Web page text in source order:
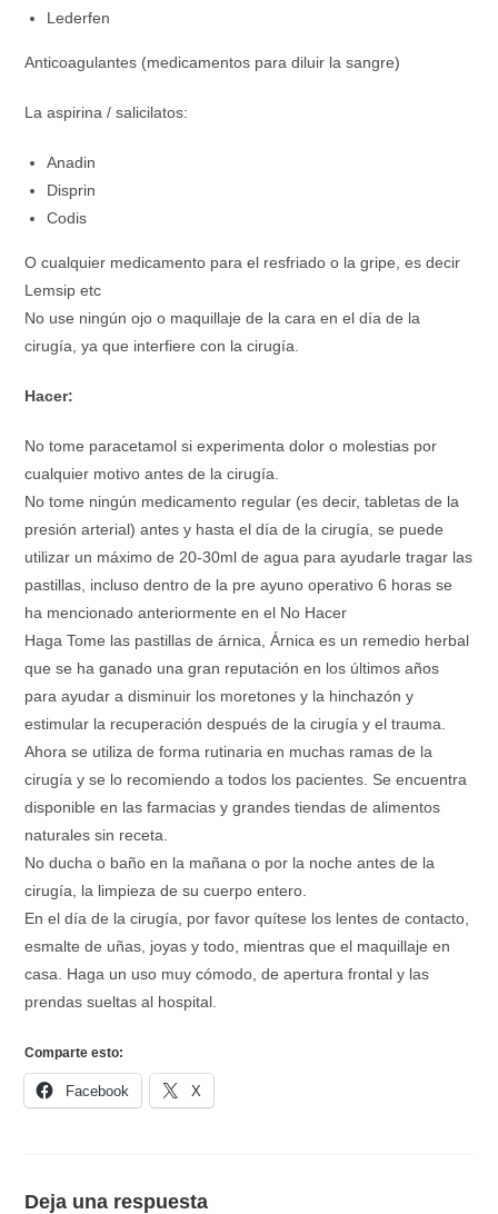
Lederfen
Anticoagulantes (medicamentos para diluir la sangre)
La aspirina / salicilatos:
Anadin
Disprin
Codis
O cualquier medicamento para el resfriado o la gripe, es decir
Lemsip etc
No use ningún ojo o maquillaje de la cara en el día de la
cirugía, ya que interfiere con la cirugía.
Hacer:
No tome paracetamol si experimenta dolor o molestias por
cualquier motivo antes de la cirugía.
No tome ningún medicamento regular (es decir, tabletas de la
presión arterial) antes y hasta el día de la cirugía, se puede
utilizar un máximo de 20-30ml de agua para ayudarle tragar las
pastillas, incluso dentro de la pre ayuno operativo 6 horas se
ha mencionado anteriormente en el No Hacer
Haga Tome las pastillas de árnica, Árnica es un remedio herbal
que se ha ganado una gran reputación en los últimos años
para ayudar a disminuir los moretones y la hinchazón y
estimular la recuperación después de la cirugía y el trauma.
Ahora se utiliza de forma rutinaria en muchas ramas de la
cirugía y se lo recomiendo a todos los pacientes. Se encuentra
disponible en las farmacias y grandes tiendas de alimentos
naturales sin receta.
No ducha o baño en la mañana o por la noche antes de la
cirugía, la limpieza de su cuerpo entero.
En el día de la cirugía, por favor quítese los lentes de contacto,
esmalte de uñas, joyas y todo, mientras que el maquillaje en
casa. Haga un uso muy cómodo, de apertura frontal y las
prendas sueltas al hospital.
Comparte esto:
Facebook X
Deja una respuesta